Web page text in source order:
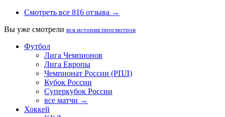
Смотреть все 816 отзыва →
Вы уже смотрели вся история просмотров
Футбол
Лига Чемпионов
Лига Европы
Чемпионат России (РПЛ)
Кубок России
Суперкубок России
все матчи →
Хоккей